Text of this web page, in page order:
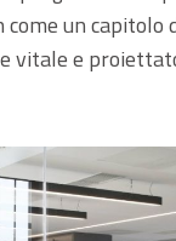
un capitolo
vitale e